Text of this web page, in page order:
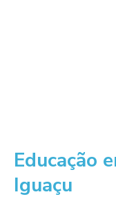
Educação
Iguaçu